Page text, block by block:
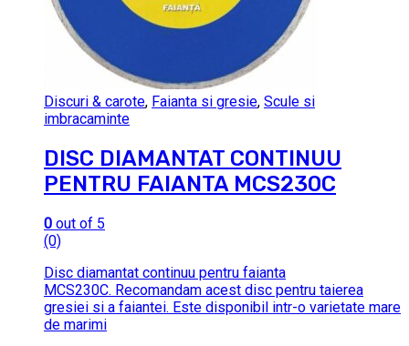
Discuri & carote, Faianta si gresie, Scule si
imbracaminte
DISC DIAMANTAT CONTINUU
PENTRU FAIANTA MCS230C
0 out of 5
(0)
Disc diamantat continuu pentru faianta
MCS230C. Recomandam acest disc pentru taierea
gresiei si a faiantei. Este disponibil intr-o varietate mare
de marimi